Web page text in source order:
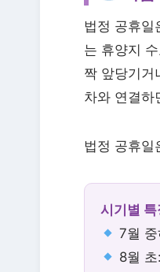
법정 공휴일
는 휴양지
짝 앞당기거
차와 연결하
법정 공휴일
시기별 특
7월
8월